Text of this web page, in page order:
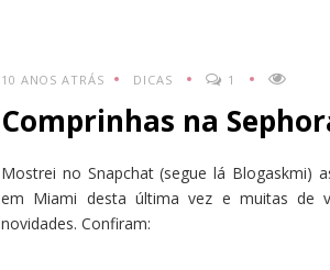
10 ANOS ATRÁS DICAS 1
Comprinhas na
Mostrei no Snapchat (segue lá Blogaskmi)
em Miami desta última vez e muitas de
novidades. Confiram: